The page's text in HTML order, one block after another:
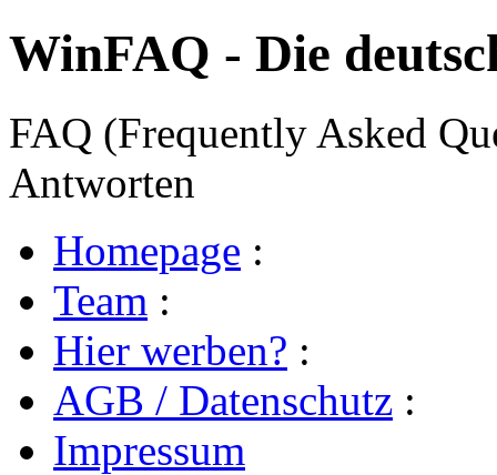
WinFAQ - Die
FAQ (Frequently Asked
Antworten
Homepage :
Team :
Hier werben? :
AGB / Datenschutz :
Impressum